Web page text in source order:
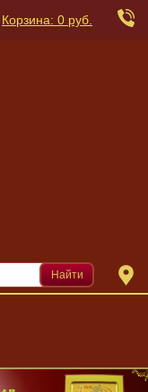
Корзина: 0 руб.
Найти